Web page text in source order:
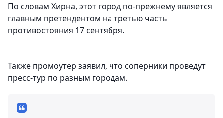
По словам Хирна, этот город по-прежнему является
главным претендентом на третью часть
противостояния 17 сентября.
Также промоутер заявил, что соперники проведут
пресс-тур по разным городам.